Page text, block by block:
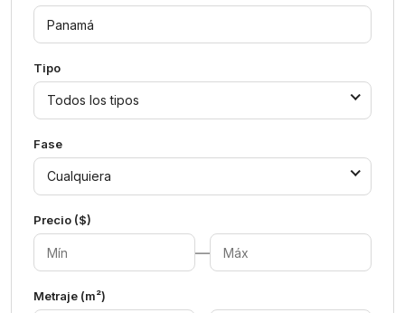
Tipo
Todos los tipos
Fase
Cualquiera
Precio ($)
—
Metraje (m²)